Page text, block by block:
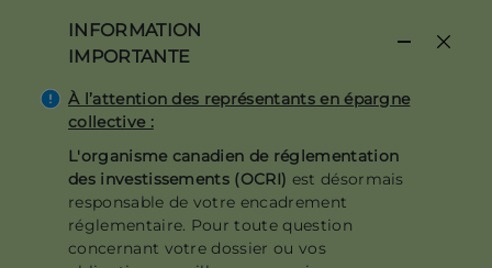
contenu
principal
INFORMATION
IMPORTANTE
À l’attention des représentants en épargne
collective :
L'organisme canadien de réglementation
des investissements (OCRI) est désormais
responsable de votre encadrement
réglementaire. Pour toute question
concernant votre dossier ou vos